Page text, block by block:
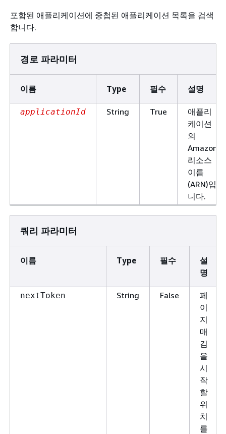
포함된 애플리케이션에 중첩된 애플리케이션 목록을 검색
합니다.
경로 파라미터
이름 Type 필수 설명
applicationId String True
애플리
케이션
의
Amazon
리소스
이름
(ARN)입
니다.
쿼리 파라미터
이름 Type 필수
설
명
nextToken String False
페
이
지
매
김
을
시
작
할
위
치
를